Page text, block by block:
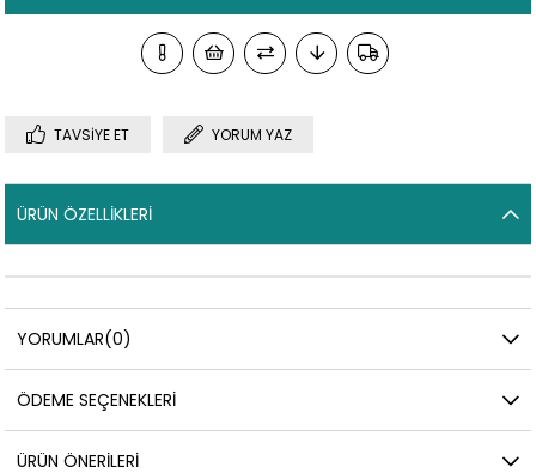
TAVSIYE ET YORUM YAZ
ÜRÜN ÖZELLIKLERI
YORUMLAR(0)
ÖDEME SEÇENEKLERI
ÜRÜN ÖNERILERI